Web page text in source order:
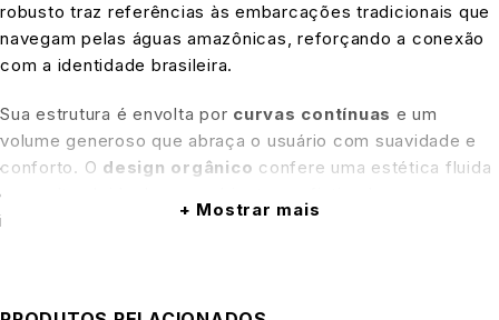
robusto traz referências às embarcações tradicionais que
navegam pelas águas amazônicas, reforçando a conexão
com a identidade brasileira.
Sua estrutura é envolta por curvas contínuas e um
volume generoso que abraça o usuário com suavidade e
conforto. O design orgânico confere uma estética fluida
e escultural, ideal para ambientes sofisticados e
integrados. Mais do que um sofá, o Amazonas é uma
Mostrar mais